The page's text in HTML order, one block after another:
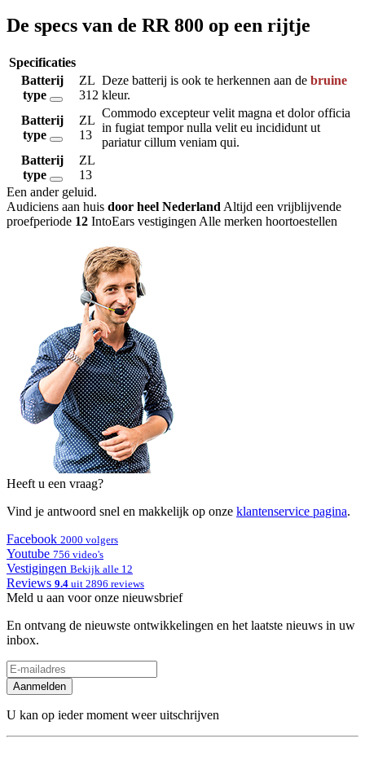
De specs van de RR 800 op een rijtje
Specificaties
Batterij
type
ZL
312
Deze batterij is ook te herkennen aan de bruine
kleur.
Batterij
type
ZL
13
Commodo excepteur velit magna et dolor officia
in fugiat tempor nulla velit eu incididunt ut
pariatur cillum veniam qui.
Batterij
type
ZL
13
Een ander geluid.
Audiciens aan huis door heel Nederland Altijd een vrijblijvende
proefperiode 12 IntoEars vestigingen Alle merken hoortoestellen
Heeft u een vraag?
Vind je antwoord snel en makkelijk op onze klantenservice pagina.
Facebook 2000 volgers
Youtube 756 video's
Vestigingen Bekijk alle 12
Reviews 9.4 uit 2896 reviews
Meld u aan voor onze nieuwsbrief
En ontvang de nieuwste ontwikkelingen en het laatste nieuws in uw
inbox.
Aanmelden
U kan op ieder moment weer uitschrijven